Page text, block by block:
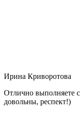
Ирина Криворотова
Отлично выполняете
довольны, респект!)